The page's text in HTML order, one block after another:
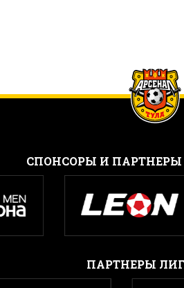
CПОНСОРЫ И ПАРТНЕРЫ
ПАРТНЕРЫ